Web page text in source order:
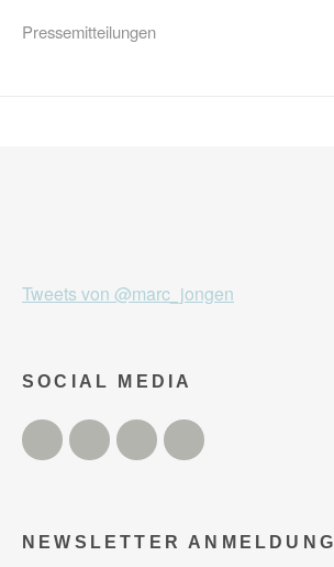
Pressemitteilungen
Tweets von @marc_jongen
SOCIAL MEDIA
Twitter FacebookInstagram
NEWSLETTER ANMELDUNG